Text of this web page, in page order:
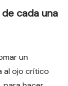
cada una
un
al ojo crítico